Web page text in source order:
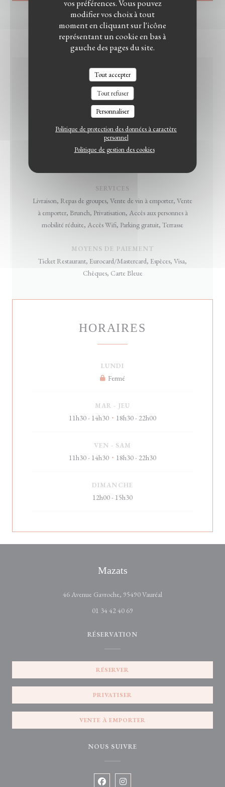
vos préférences. Vous pouvez
modifier vos choix à tout
moment en cliquant sur l'icône
représentant un cookie en bas à
gauche des pages du site.
Tout accepter
Tout refuser
Personnaliser
Politique de protection des données à caractère
personnel
Politique de gestion des cookies
INFOS PRATIQUES
CUISINE
Orientale, Revisitée, Libanaise
TYPE DE RESTAURANT
SERVICES
Livraison, Repas de groupes, Vente de vin à emporter, Vente
à emporter, Brunch, Privatisation, Accès aux personnes à
mobilité réduite, Accès Wifi, Parking gratuit, Terrasse
MOYENS DE PAIEMENT
Ticket Restaurant, Eurocard/Mastercard, Espèces, Visa,
Chèques, Carte Bleue
HORAIRES
LUNDI
Fermé
MAR - JEU
11h30 - 14h30 • 18h30 - 22h00
VEN - SAM
11h30 - 14h30 • 18h30 - 22h30
DIMANCHE
12h00 - 15h30
Mazats
46 Avenue Gavroche, 95490 Vauréal
01 34 42 40 69
RÉSERVATION
RÉSERVER
PRIVATISER
VENTE À EMPORTER
NOUS SUIVRE